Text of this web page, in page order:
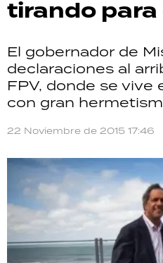
tirando
El gobernador de
declaraciones al
FPV, donde se vive
con gran
22 Noviembre de 2015 17:46
POLICIALES
ECONOMÍA
GRAN
SALUD
RECETAS